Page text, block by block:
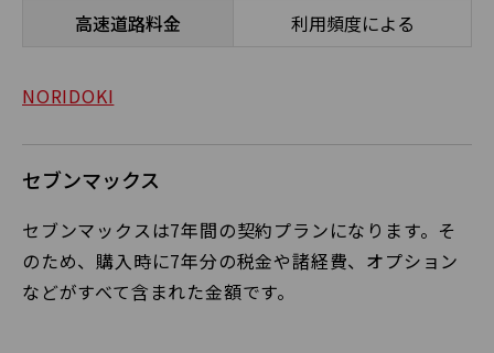
高速道路料金
利用頻度による
NORIDOKI
セブンマックス
セブンマックスは7年間の契約プランになります。そ
のため、購入時に7年分の税金や諸経費、オプション
などがすべて含まれた金額です。